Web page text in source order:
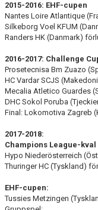
2015-2016: EHF-cupen
Nantes Loire Atlantique
Silkeborg Voel KFUM
Randers HK (Danmark)
2016-2017: Challenge
Prosetecnisa Bm Zuazo
HC Vardar SCJS
Mecalia Atletico Guardes
DHC Sokol Poruba
Final: Lokomotiva Zagreb
2017-2018:
Champions League-kval
Hypo Niederösterreich
Thuringer HC (Tyskland)
EHF-cupen:
Tussies Metzingen